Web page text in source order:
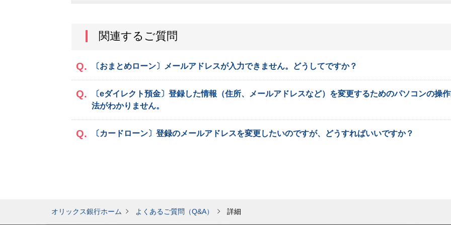
関連するご質問
〔おまとめローン〕メールアドレスが入力できません。どうしてですか？
〔eダイレクト預金〕登録した情報（住所、メールアドレスなど）を変更するためのパソコンの操
法がわかりません。
〔カードローン〕登録のメールアドレスを変更したいのですが、どうすればいいですか？
オリックス銀行ホーム よくあるご質問（Q&A） 詳細